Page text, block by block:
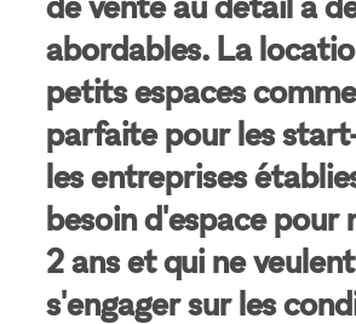
abordables. La
petits espaces
parfaite pour les
les entreprises
besoin d'espace pour
2 ans et qui ne
s'engager sur les